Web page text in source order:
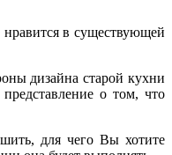
в существующей
дизайна старой кухни
о том, что
для чего Вы хотите